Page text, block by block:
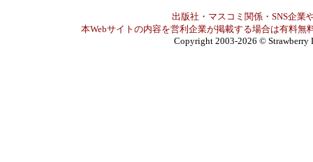
出版社・マスコミ関係・SNS企業
本Webサイトの内容を営利企業が掲載する場合は有料無
Copyright 2003-2026 © Strawberry